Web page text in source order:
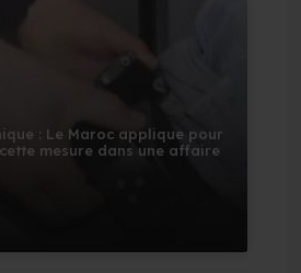
: Le Maroc applique pour
mesure dans une affaire